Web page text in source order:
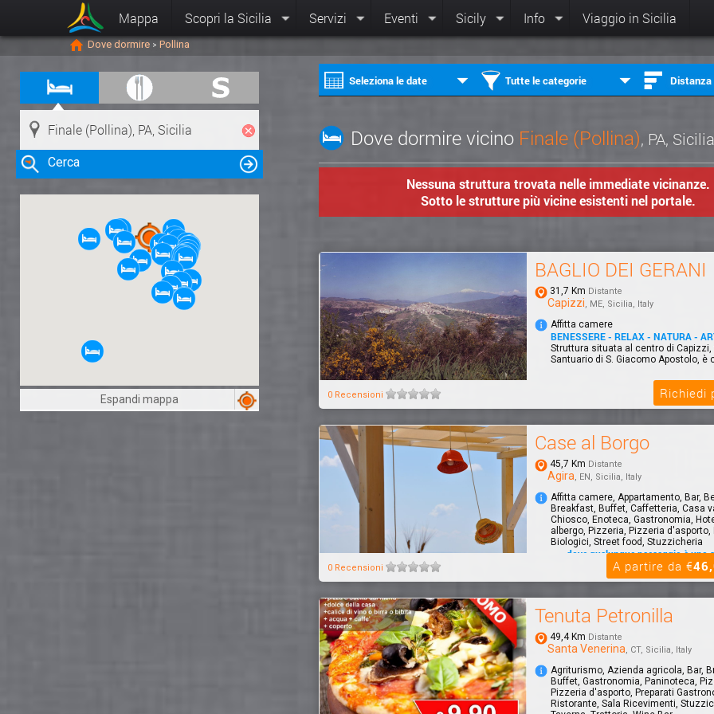
Mappa Scopri la Sicilia Servizi Eventi Sicily Info Viaggio in Sicilia
Dove dormire > Pollina
Cerca
Clicca su una risorsa nella mappa
per visualizzare le informazioni
Espandi mappa
Seleziona le date Tutte le categorie Distanza
Dove dormire vicino Finale (Pollina), PA, Sicilia
Nessuna struttura trovata nelle immediate vicinanze.
Sotto le strutture più vicine esistenti nel portale.
BAGLIO DEI GERANI
31,7 Km Distante
Capizzi, ME, Sicilia, Italy
Affitta camere
BENESSERE - RELAX - NATURA -
Struttura situata al centro di Capizzi,
Santuario di S. Giacomo Apostolo, è
0 Recensioni Richiedi
Case al Borgo
45,7 Km Distante
Agira, EN, Sicilia, Italy
Affitta camere, Appartamento, Bar,
Breakfast, Buffet, Caffetteria, Casa
Chiosco, Enoteca, Gastronomia,
albergo, Pizzeria, Pizzeria d'asporto,
Biologici, Street food, Stuzzicheria
.....dove qualunque paesaggio è uno
CASE AL BORGO, offre sistemazioni
RELAIS, con formula HOTEL o B&B.
0 Recensioni A partire da €
Tenuta Petronilla
49,4 Km Distante
Santa Venerina, CT, Sicilia, Italy
Agriturismo, Azienda agricola, Bar,
Buffet, Gastronomia, Paninoteca,
Pizzeria d'asporto, Preparati
Ristorante, Sala Ricevimenti,